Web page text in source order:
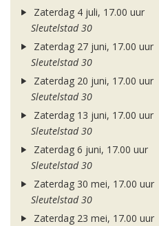
Zaterdag 4 juli, 17.00 uur
Sleutelstad 30
Zaterdag 27 juni, 17.00 uur
Sleutelstad 30
Zaterdag 20 juni, 17.00 uur
Sleutelstad 30
Zaterdag 13 juni, 17.00 uur
Sleutelstad 30
Zaterdag 6 juni, 17.00 uur
Sleutelstad 30
Zaterdag 30 mei, 17.00 uur
Sleutelstad 30
Zaterdag 23 mei, 17.00 uur